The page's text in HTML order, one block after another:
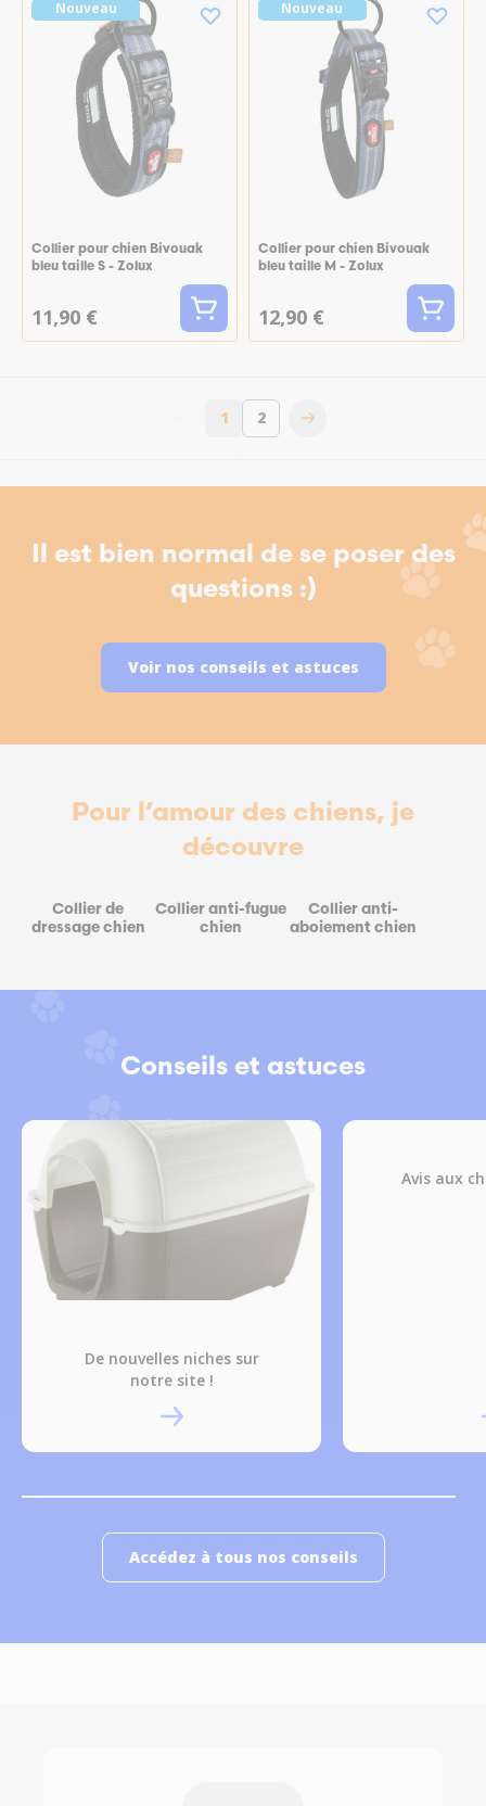
Nouveau
Collier pour chien Bivouak
bleu taille S - Zolux
11,90 €
Nouveau
Collier pour chien Bivouak
bleu taille M - Zolux
12,90 €
Vous lisez actuellement la page
1 Page
2
Il est bien normal de se poser des
questions :)
Voir nos conseils et astuces
Pour l’amour des chiens, je
découvre
Collier de
dressage chien
Collier anti-fugue
chien
Collier anti-
aboiement chien
Conseils et astuces
De nouvelles niches sur
notre site !
Avis aux
Accédez à tous nos conseils